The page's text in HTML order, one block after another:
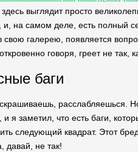
выглядит просто
на самом деле, есть полный
галерею, появляется
говоря, греет не так,
баги
расслабляешься.
я заметил, что есть баги,
следующий квадрат. Этот
давай, не так!